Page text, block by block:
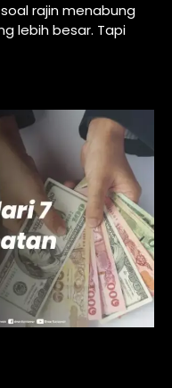
rajin menabung
lebih besar. Tapi